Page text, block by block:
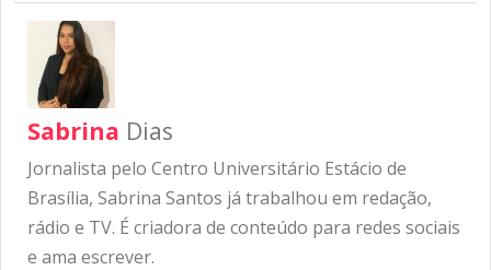
Sabrina Dias
Jornalista pelo Centro Universitário Estácio de
Brasília, Sabrina Santos já trabalhou em redação,
rádio e TV. É criadora de conteúdo para redes sociais
e ama escrever.